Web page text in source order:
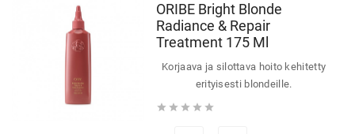
ORIBE Bright Blonde
Radiance & Repair
Treatment 175 Ml
Korjaava ja silottava hoito kehitetty
erityisesti blondeille.
    